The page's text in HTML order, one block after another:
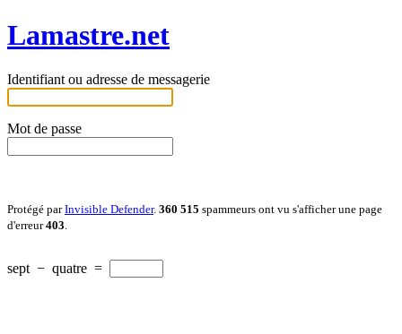
Lamastre.net
Identifiant ou adresse de messagerie
Mot de passe
Protégé parInvisible Defender. 360 515 spammeurs ont vu s'afficher une page
d'erreur403
sept − quatre =